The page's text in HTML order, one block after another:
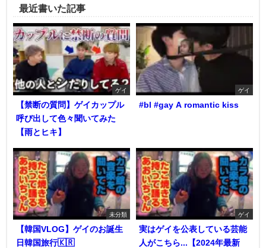
最近書いた記事
ゲイ
【禁断の質問】ゲイカップル
呼び出して色々聞いてみた
【雨とヒキ】
ゲイ
#bl #gay A romantic kiss
未分類
【韓国VLOG】ゲイのお誕生
日韓国旅行🇰🇷
ゲイ
実はゲイを公表している芸能
人がこちら...【2024年最新